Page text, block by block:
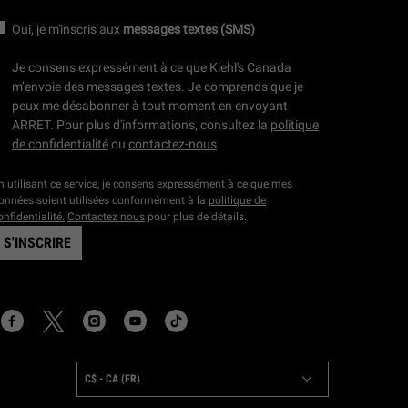
Oui, je m'inscris aux messages textes (SMS)
Je consens expressément à ce que Kiehl's Canada
m’envoie des messages textes. Je comprends que je
peux me désabonner à tout moment en envoyant
ARRET. Pour plus d'informations, consultez la politique
de confidentialitéou contactez-nous.
utilisant ce service, je consens expressément à ce que mes
soient utilisées conformément à la politique de
Contactez nous pour plus de détails.
S'INSCRIRE
C$ - CA (FR)